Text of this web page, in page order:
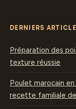
DERNIERS
Préparation des
texture réussie
Poulet marocain
recette familiale de